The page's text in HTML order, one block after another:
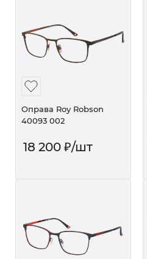
Оправа Roy Robson
40093 002
18 200 ₽/шт